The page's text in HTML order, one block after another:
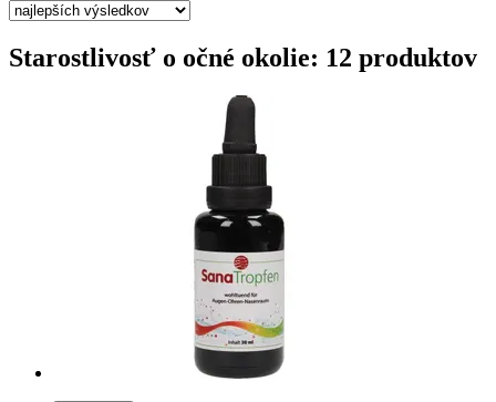
Starostlivosť o očné okolie: 12 produktov